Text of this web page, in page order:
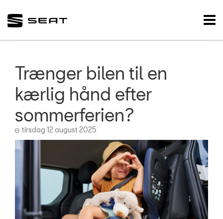
TILBEHØR
RESERVEDELE
NYHEDER
Tilmeld dig
Trænger bilen til en
kærlig hånd efter
sommerferien?
tirsdag 12 august 2025